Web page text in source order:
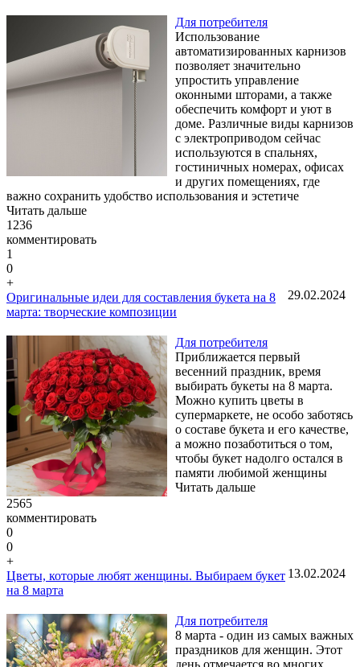
Для потребителя
Использование
автоматизированных карнизов
позволяет значительно
упростить управление
оконными шторами, а также
обеспечить комфорт и уют в
доме. Различные виды карнизов
с электроприводом сейчас
используются в спальнях,
гостиничных номерах, офисах
и других помещениях, где
важно сохранить удобство использования и эстетиче
Читать дальше
1236
комментировать
1
0
+
29.02.2024
Оригинальные идеи для составления букета на 8
марта: творческие композиции
Для потребителя
Приближается первый
весенний праздник, время
выбирать букеты на 8 марта.
Можно купить цветы в
супермаркете, не особо заботясь
о составе букета и его качестве,
а можно позаботиться о том,
чтобы букет надолго остался в
памяти любимой женщины
Читать дальше
2565
комментировать
0
0
+
13.02.2024
Цветы, которые любят женщины. Выбираем букет
на 8 марта
Для потребителя
8 марта - один из самых важных
праздников для женщин. Этот